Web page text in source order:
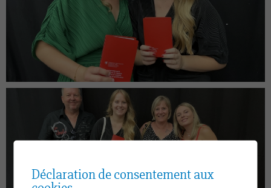
Déclaration de consentement aux